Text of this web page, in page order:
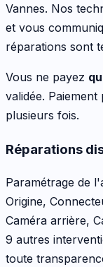
Vannes. Nos
et vous
réparations sont
Vous ne payez
validée.
plusieurs fois.
Réparations
Paramétrage de
Origine,
Caméra arrière,
9 autres
toute